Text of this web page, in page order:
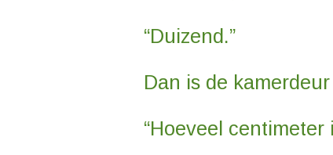
“Duizend.”
Dan is de
“Hoeveel centimeter